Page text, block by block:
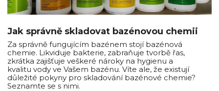
Jak správně skladovat bazénovou chemii
Za správně fungujícím bazénem stojí bazénová
chemie. Likviduje bakterie, zabraňuje tvorbě řas,
zkrátka zajišťuje veškeré nároky na hygienu a
kvalitu vody ve Vašem bazénu. Víte ale, že existují
důležité pokyny pro skladování bazénové chemie?
Seznamte se s nimi.